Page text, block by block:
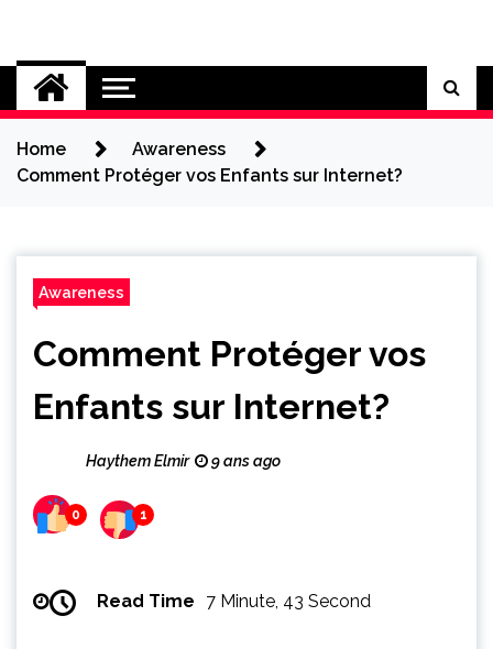
content
Cybersecurity News
Home
Awareness
Comment Protéger vos Enfants sur Internet?
Awareness
Comment Protéger vos
Enfants sur Internet?
Haythem Elmir 9 ans ago
0 1
Read Time 7 Minute, 43 Second